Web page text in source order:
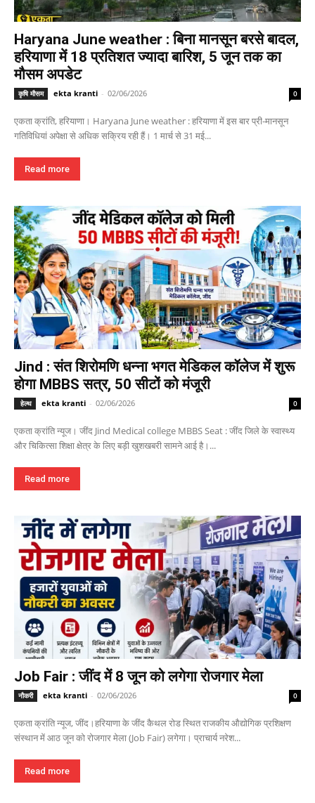
Haryana June weather : बिना मानसून बरसे बादल,
हरियाणा में 18 प्रतिशत ज्यादा बारिश, 5 जून तक का
मौसम अपडेट
कृषि मौसम ekta kranti - 02/06/2026 0
एकता क्रांति, हरियाणा। Haryana June weather : हरियाणा में इस बार प्री-मानसून
गतिविधियां अपेक्षा से अधिक सक्रिय रही हैं। 1 मार्च से 31 मई...
Read more
Jind : संत शिरोमणि धन्ना भगत मेडिकल कॉलेज में शुरू
होगा MBBS सत्र, 50 सीटों को मंजूरी
हेल्थ ekta kranti - 02/06/2026 0
एकता क्रांति न्यूज। जींद Jind Medical college MBBS Seat : जींद जिले के स्वास्थ्य
और चिकित्सा शिक्षा क्षेत्र के लिए बड़ी खुशखबरी सामने आई है।...
Read more
Job Fair : जींद में 8 जून को लगेगा रोजगार मेला
नौकरी ekta kranti - 02/06/2026 0
एकता क्रांति न्यूज, जींद।हरियाणा के जींद कैथल रोड स्थित राजकीय औद्योगिक प्रशिक्षण
संस्थान में आठ जून को रोजगार मेला (Job Fair) लगेगा। प्राचार्य नरेश...
Read more